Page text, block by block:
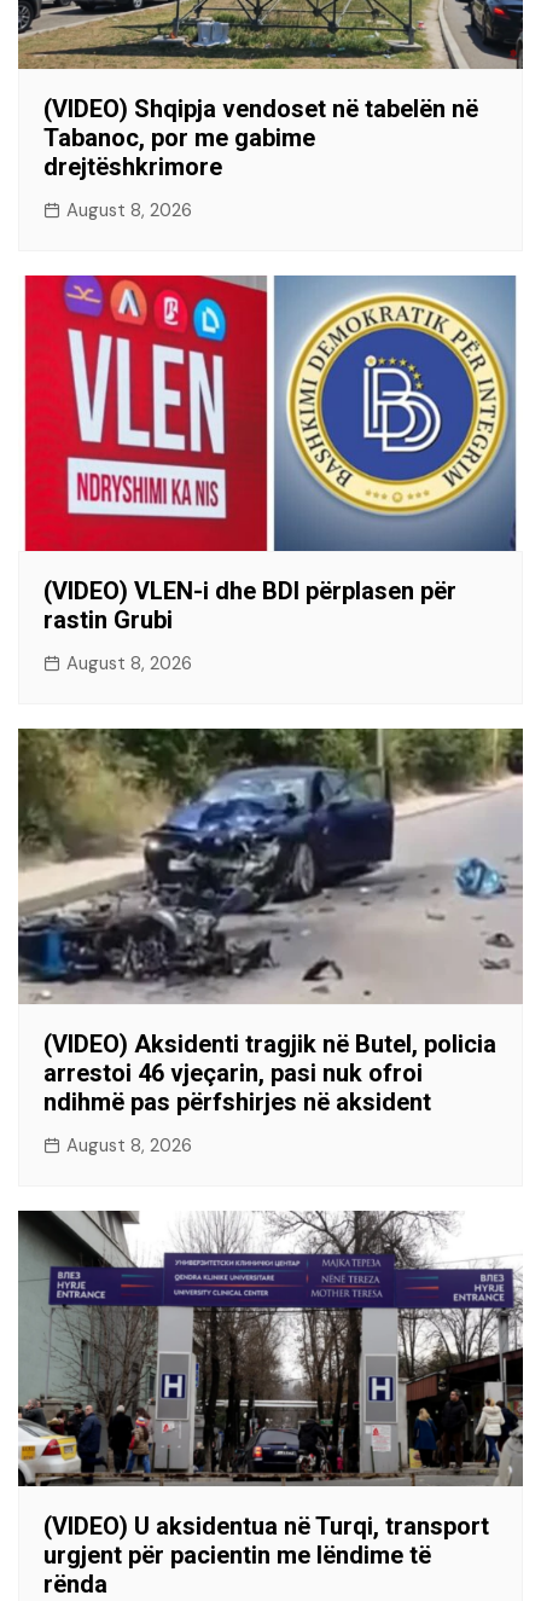
(VIDEO) Shqipja vendoset në tabelën në
Tabanoc, por me gabime
drejtëshkrimore
August 8, 2026
(VIDEO) VLEN-i dhe BDI përplasen për
rastin Grubi
August 8, 2026
(VIDEO) Aksidenti tragjik në Butel, policia
arrestoi 46 vjeçarin, pasi nuk ofroi
ndihmë pas përfshirjes në aksident
August 8, 2026
(VIDEO) U aksidentua në Turqi, transport
urgjent për pacientin me lëndime të
rënda